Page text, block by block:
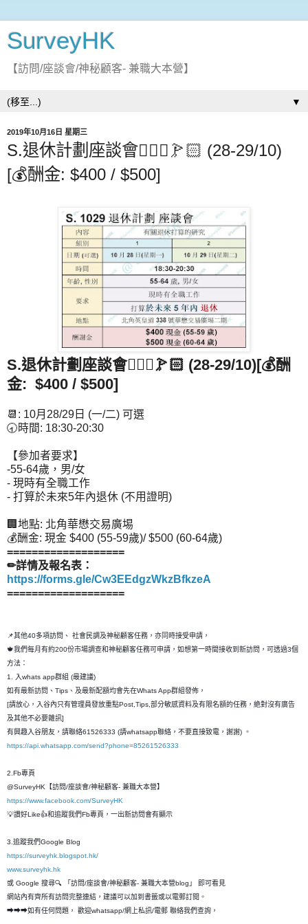
SurveyHK
【訪問/座談會/神秘顧客- 兼職大本營】
▼
2019年10月16日 星期三
S.退休計劃座談會🤹🏻‍♂🏌🏻 (28-29/10)
[💰酬金: $400 / $500]
S.退休計劃座談會🤹🏻‍♂🏌🏻 (28-29/10)[💰酬
金: $400 / $500]
📆: 10月28/29日 (一/二) 可選
🕣時間: 18:30-20:30
【參加者要求】
-55-64歲，男/女
- 現時有全職工作
- 打算於未來5年內退休 (不用證明)
🏢地點: 北角華懋交易廣埸
💰酬金: 現金 $400 (55-59歲)/ $500 (60-64歲)
===================
✏詳情及報名表：
https://forms.gle/Cw3EEdgzWkzBfkzeA
===================
📌其他40多項訪問、 社會民調及神秘顧客任務，亦同時接受申請，
🍁我們每月有約200份市場調查和神秘顧客任務可申請，如想第一時間接收到新訪問，可透過3個
方法：
1. 入whats app群組 (最建議)
如有最新訪問、Tips、及最新配額均會先在Whats App群組發佈，
[請放心，入谷內只有管理員發放重點Post,Tips,部分敏感資料及有限名額的任務，絶對沒有廣告
及其他不必要雜訊]
有興趣入谷朋友，請聯絡61526333 (請whatsapp聯絡，不要直接致電，謝謝) 。
https://api.whatsapp.com/send?phone=85261526333
2.Fb專頁
@SurveyHK【訪問/座談會/神秘顧客- 兼職大本營】
https://www.facebook.com/SurveyHK
💡讚好Like👍和追蹤我們Fb專頁，一出新訪問會有顯示
3.追蹤我們Google Blog
https://surveyhk.blogspot.hk/
www.surveyhk.hk
或 Google 搜尋🔍 「訪問/座談會/神秘顧客- 兼職大本營blog」 即可看見
網站內有齊所有訪問完整連結，建議可以加到書籤或以電郵訂閱。
➡➡➡如有任何問題， 歡迎whatsapp/網上私訊/電郵 聯絡我們查詢，